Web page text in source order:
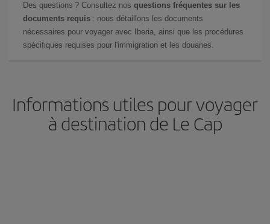
Des questions ? Consultez nos questions fréquentes sur les
documents requis : nous détaillons les documents
nécessaires pour voyager avec Iberia, ainsi que les procédures
spécifiques requises pour l'immigration et les douanes.
Informations utiles pour voyager
à destination de Le Cap